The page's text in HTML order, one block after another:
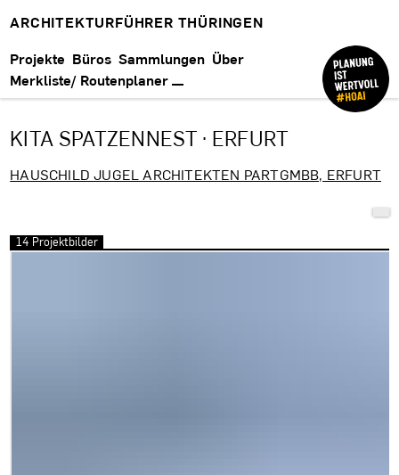
ARCHITEKTURFÜHRER THÜRINGEN
Projekte Büros Sammlungen Über
Merkliste/ Routenplaner
KITA SPATZENNEST · ERFURT
HAUSCHILD JUGEL ARCHITEKTEN PARTGMBB, ERFURT
14 Projektbilder
Bilder überspringen